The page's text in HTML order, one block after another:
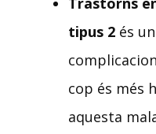
tipus 2 és
cop és més
aquesta